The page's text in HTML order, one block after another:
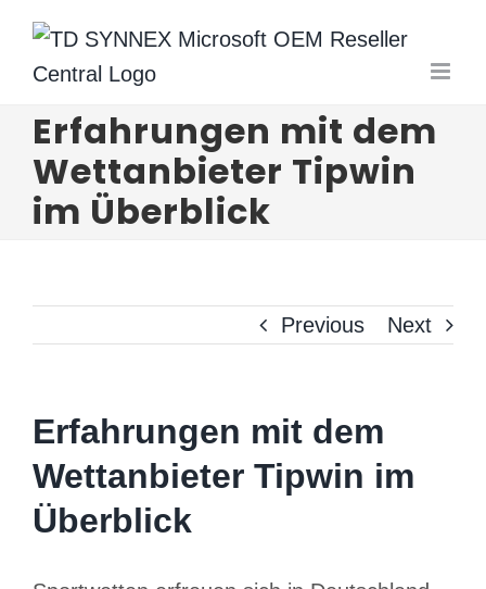
Skip
content
Erfahrungen mit dem
Wettanbieter Tipwin
im Überblick
Previous Next
Erfahrungen mit dem
Wettanbieter Tipwin im
Überblick